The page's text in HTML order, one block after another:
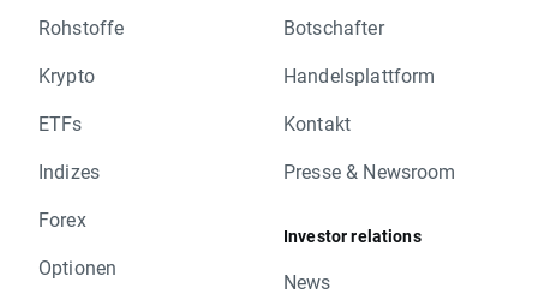
Rohstoffe
Krypto
ETFs
Indizes
Forex
Optionen
Botschafter
Handelsplattform
Kontakt
Presse & Newsroom
Investor relations
News